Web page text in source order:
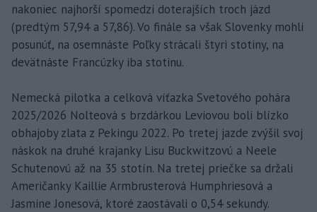
nakoniec najhorší spomedzi doterajších troch jázd
(predtým 57,94 a 57,86). Vo finále sa však Slovenky mohli
posunúť, na osemnáste Poľky strácali štyri stotiny, na
devätnáste Francúzky iba stotinu.
Nemecká pilotka a celková víťazka Svetového pohára
2025/2026 Nolteová s brzdárkou Leviovou boli blízko
obhajoby zlata z Pekingu 2022. Po tretej jazde zvýšil svoj
náskok na druhé krajanky Lisu Buckwitzovú a Neele
Schutenovú až na 35 stotín. Na tretej priečke sa držali
Američanky Kaillie Armbrusterová Humphriesová a
Jasmine Jonesová, ktoré zaostávali o 0,54 sekundy.